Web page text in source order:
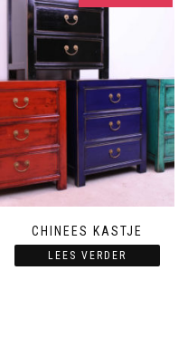
CHINEES KASTJE
LEES VERDER